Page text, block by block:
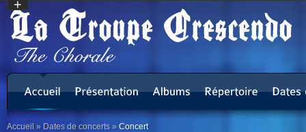
Accueil » Dates de concerts »Concert
+